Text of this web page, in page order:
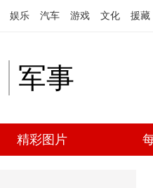
娱乐 汽车 游戏 文化 援藏
军事
精彩图片